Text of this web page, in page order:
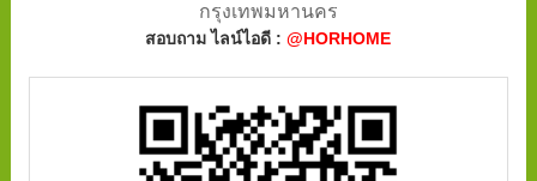
กรุงเทพมหานคร
สอบถาม ไลน์ไอดี :@HORHOME